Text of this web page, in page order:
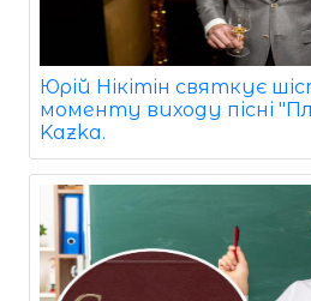
Юрій Нікітін святкує
моменту виходу пісні
Kazka.